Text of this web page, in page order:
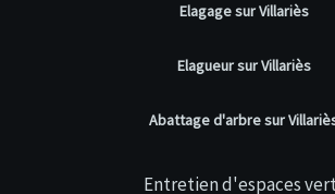
Elagage sur Villariès
Elagueur sur Villariès
Abattage d'arbre sur
Entretien d'espaces